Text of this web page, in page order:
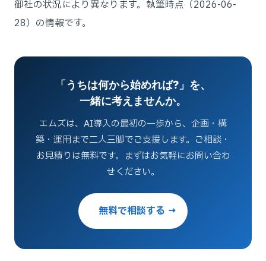
御社の状況により異なります。執筆時点（2026-06-
28）の情報です。
「うちは何から始めれば?」を、
一緒に考えませんか。
エムズは、AI導入の最初の一歩から、企画・構
築・運用まで二人三脚でご支援します。ご相談・
お見積りは無料です。まずはお気軽にお問い合わ
せください。
無料で相談する →